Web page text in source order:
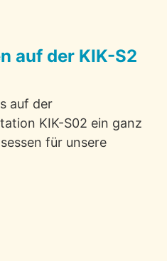
auf der KIK-S2
auf der
KIK-S02 ein ganz
für unsere